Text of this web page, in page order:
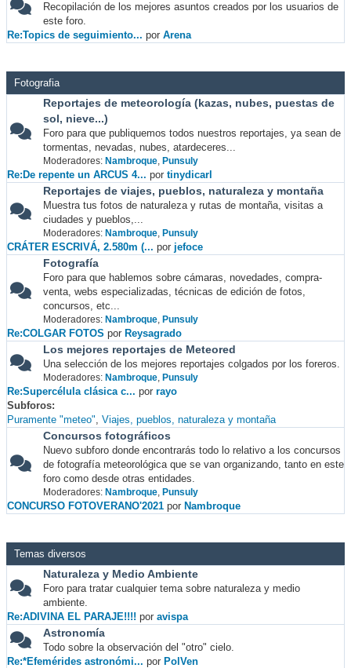
Recopilación de los mejores asuntos creados por los usuarios de
este foro.
Re:Topics de seguimiento... por Arena
Fotografia
Reportajes de meteorología (kazas, nubes, puestas de
sol, nieve...)
Foro para que publiquemos todos nuestros reportajes, ya sean de
tormentas, nevadas, nubes, atardeceres...
Moderadores: Nambroque, Punsuly
Re:De repente un ARCUS 4... por tinydicarl
Reportajes de viajes, pueblos, naturaleza y montaña
Muestra tus fotos de naturaleza y rutas de montaña, visitas a
ciudades y pueblos,...
Moderadores: Nambroque, Punsuly
CRÁTER ESCRIVÁ, 2.580m (... por jefoce
Fotografía
Foro para que hablemos sobre cámaras, novedades, compra-
venta, webs especializadas, técnicas de edición de fotos,
concursos, etc...
Moderadores: Nambroque, Punsuly
Re:COLGAR FOTOS por Reysagrado
Los mejores reportajes de Meteored
Una selección de los mejores reportajes colgados por los foreros.
Moderadores: Nambroque, Punsuly
Re:Supercélula clásica c... por rayo
Subforos
Puramente "meteo" Viajes, pueblos, naturaleza y montaña
Concursos fotográficos
Nuevo subforo donde encontrarás todo lo relativo a los concursos
de fotografía meteorológica que se van organizando, tanto en este
foro como desde otras entidades.
Moderadores: Nambroque, Punsuly
CONCURSO FOTOVERANO'2021 por Nambroque
Temas diversos
Naturaleza y Medio Ambiente
Foro para tratar cualquier tema sobre naturaleza y medio
ambiente.
Re:ADIVINA EL PARAJE!!!! por avispa
Astronomía
Todo sobre la observación del "otro" cielo.
Re:*Efemérides astronómi... por PolVen